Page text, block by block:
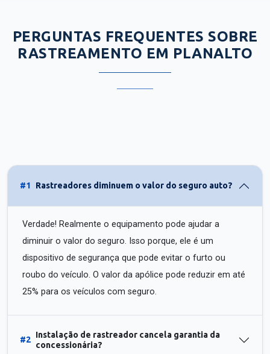
PERGUNTAS FREQUENTES SOBRE
RASTREAMENTO EM PLANALTO
#1 Rastreadores diminuem o valor do seguro auto?
Verdade! Realmente o equipamento pode ajudar a
diminuir o valor do seguro. Isso porque, ele é um
dispositivo de segurança que pode evitar o furto ou
roubo do veículo. O valor da apólice pode reduzir em até
25% para os veículos com seguro.
#2
Instalação de rastreador cancela garantia da
concessionária?